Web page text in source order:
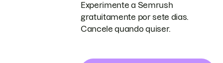
Experimente a Semrush
gratuitamente por sete dias.
Cancele quando quiser.